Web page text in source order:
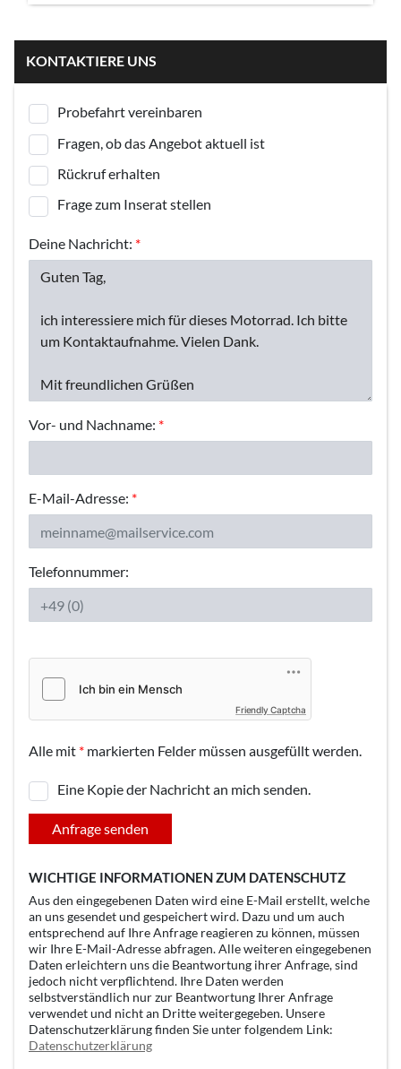
KONTAKTIERE UNS
Probefahrt vereinbaren
Fragen, ob das Angebot aktuell ist
Rückruf erhalten
Frage zum Inserat stellen
Deine Nachricht: *
Vor- und Nachname: *
E-Mail-Adresse: *
Telefonnummer:
Friendly Captcha
Alle mit * markierten Felder müssen ausgefüllt werden.
Eine Kopie der Nachricht an mich senden.
Anfrage senden
WICHTIGE INFORMATIONEN ZUM DATENSCHUTZ
Aus den eingegebenen Daten wird eine E-Mail erstellt, welche
an uns gesendet und gespeichert wird. Dazu und um auch
entsprechend auf Ihre Anfrage reagieren zu können, müssen
wir Ihre E-Mail-Adresse abfragen. Alle weiteren eingegebenen
Daten erleichtern uns die Beantwortung ihrer Anfrage, sind
jedoch nicht verpflichtend. Ihre Daten werden
selbstverständlich nur zur Beantwortung Ihrer Anfrage
verwendet und nicht an Dritte weitergegeben. Unsere
Datenschutzerklärung finden Sie unter folgendem Link:
Datenschutzerklärung